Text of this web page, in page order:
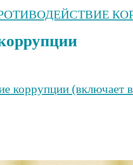
коррупции (включает